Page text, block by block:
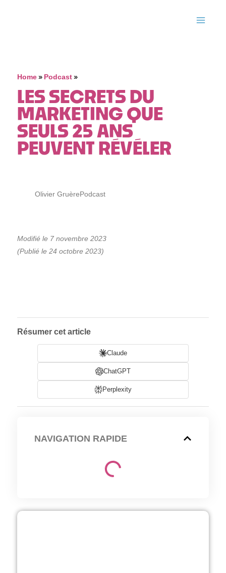
Home» Podcast»
LES SECRETS DU
MARKETING QUE
SEULS 25 ANS
PEUVENT RÉVÉLER
Olivier GruèrePodcast
Modifié le 7 novembre 2023
(Publié le 24 octobre 2023)
Résumer cet article
Claude
ChatGPT
Perplexity
NAVIGATION RAPIDE